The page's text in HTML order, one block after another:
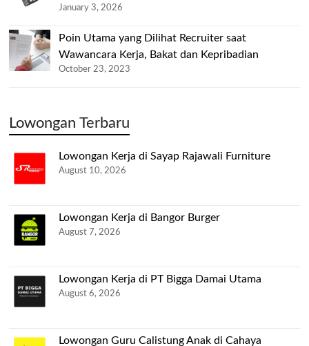
January 3, 2026
Poin Utama yang Dilihat Recruiter saat
Wawancara Kerja, Bakat dan Kepribadian
October 23, 2023
Lowongan Terbaru
Lowongan Kerja di Sayap Rajawali Furniture
August 10, 2026
Lowongan Kerja di Bangor Burger
August 7, 2026
Lowongan Kerja di PT Bigga Damai Utama
August 6, 2026
Lowongan Guru Calistung Anak di Cahaya